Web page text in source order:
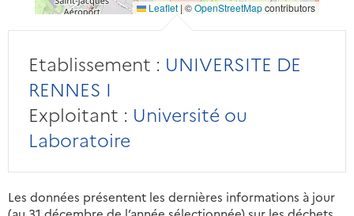
Leaflet | ©OpenStreetMapcontributors
Etablissement : UNIVERSITE DE
RENNES I
Exploitant : Université ou
Laboratoire
Les données présentent les dernières informations à jour